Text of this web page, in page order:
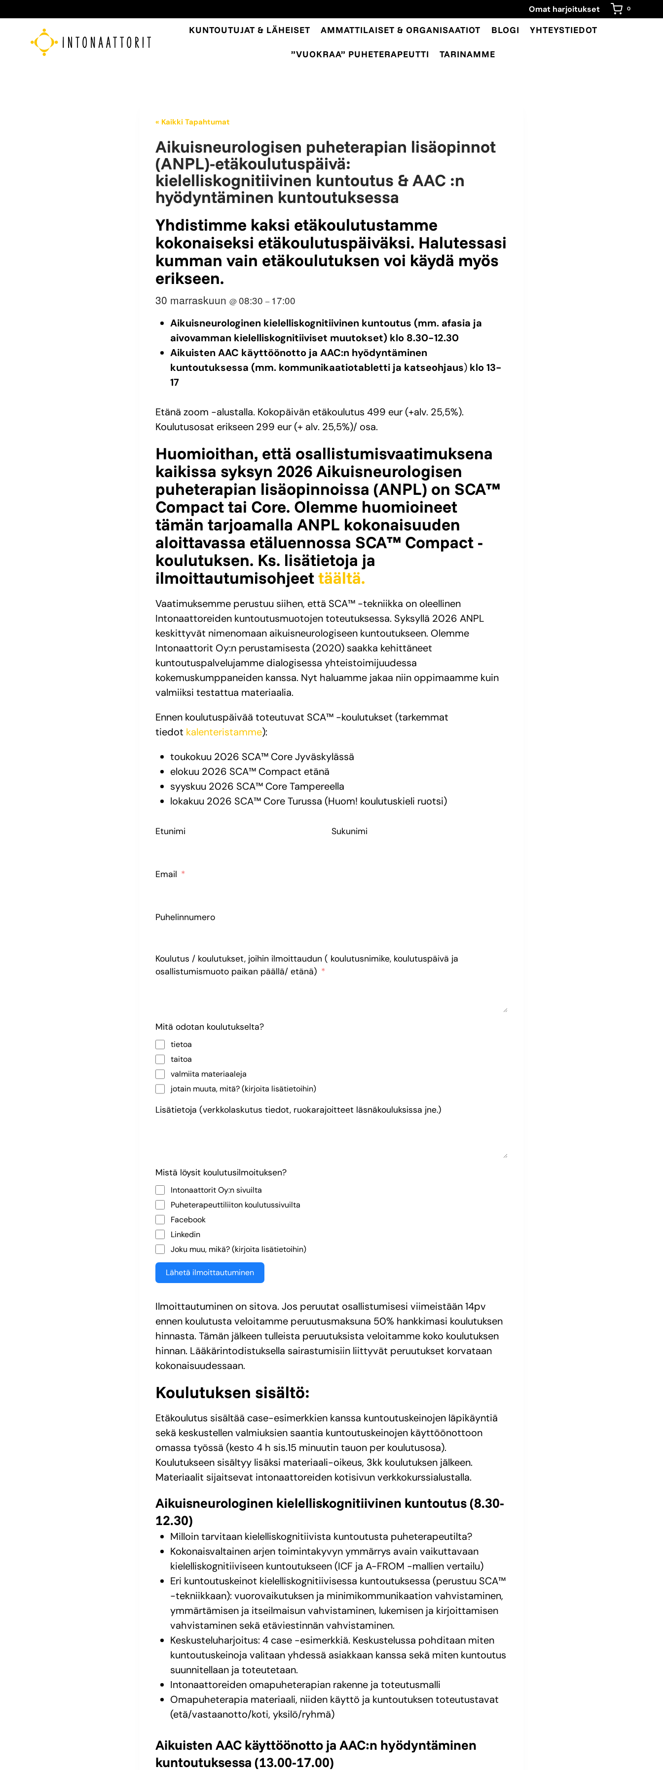
sisältöön
Omat harjoitukset 0
KUNTOUTUJAT & LÄHEISET AMMATTILAISET & ORGANISAATIOT BLOGI YHTEYSTIEDOT
”VUOKRAA” PUHETERAPEUTTI TARINAMME
« Kaikki Tapahtumat
Aikuisneurologisen puheterapian lisäopinnot
(ANPL)-etäkoulutuspäivä:
kielelliskognitiivinen kuntoutus & AAC :n
hyödyntäminen kuntoutuksessa
Yhdistimme kaksi etäkoulutustamme
kokonaiseksi etäkoulutuspäiväksi. Halutessasi
kumman vain etäkoulutuksen voi käydä myös
erikseen.
30 marraskuun @08:30 – 17:00
Aikuisneurologinen kielelliskognitiivinen kuntoutus (mm. afasia ja
aivovamman kielelliskognitiiviset muutokset) klo 8.30-12.30
Aikuisten AAC käyttöönotto ja AAC:n hyödyntäminen
kuntoutuksessa (mm. kommunikaatiotabletti ja katseohjaus) klo 13-
17
Etänä zoom -alustalla. Kokopäivän etäkoulutus 499 eur (+alv. 25,5%).
Koulutusosat erikseen 299 eur (+ alv. 25,5%)/ osa.
Huomioithan, että osallistumisvaatimuksena
kaikissa syksyn 2026 Aikuisneurologisen
puheterapian lisäopinnoissa (ANPL) on SCA™
Compact tai Core. Olemme huomioineet
tämän tarjoamalla ANPL kokonaisuuden
aloittavassa etäluennossa SCA™ Compact -
koulutuksen. Ks. lisätietoja ja
ilmoittautumisohjeettäältä.
Vaatimuksemme perustuu siihen, että SCA™ -tekniikka on oleellinen
Intonaattoreiden kuntoutusmuotojen toteutuksessa. Syksyllä 2026 ANPL
keskittyvät nimenomaan aikuisneurologiseen kuntoutukseen. Olemme
Intonaattorit Oy:n perustamisesta (2020) saakka kehittäneet
kuntoutuspalvelujamme dialogisessa yhteistoimijuudessa
kokemuskumppaneiden kanssa. Nyt haluamme jakaa niin oppimaamme kuin
valmiiksi testattua materiaalia.
Ennen koulutuspäivää toteutuvat SCA™ -koulutukset (tarkemmat
tiedot kalenteristamme):
toukokuu 2026 SCA™ Core Jyväskylässä
elokuu 2026 SCA™ Compact etänä
syyskuu 2026 SCA™ Core Tampereella
lokakuu 2026 SCA™ Core Turussa (Huom! koulutuskieli ruotsi)
Etunimi Sukunimi
Email
Puhelinnumero
Koulutus / koulutukset, joihin ilmoittaudun ( koulutusnimike, koulutuspäivä ja
osallistumismuoto paikan päällä/ etänä)
Mitä odotan koulutukselta?
tietoa
taitoa
valmiita materiaaleja
jotain muuta, mitä? (kirjoita lisätietoihin)
Lisätietoja (verkkolaskutus tiedot, ruokarajoitteet läsnäkouluksissa jne.)
Mistä löysit koulutusilmoituksen?
Intonaattorit Oy:n sivuilta
Puheterapeuttiliiton koulutussivuilta
Facebook
Linkedin
Joku muu, mikä? (kirjoita lisätietoihin)
Lähetä ilmoittautuminen
Ilmoittautuminen on sitova. Jos peruutat osallistumisesi viimeistään 14pv
ennen koulutusta veloitamme peruutusmaksuna 50% hankkimasi koulutuksen
hinnasta. Tämän jälkeen tulleista peruutuksista veloitamme koko koulutuksen
hinnan. Lääkärintodistuksella sairastumisiin liittyvät peruutukset korvataan
kokonaisuudessaan.
Koulutuksen sisältö:
Etäkoulutus sisältää case-esimerkkien kanssa kuntoutuskeinojen läpikäyntiä
sekä keskustellen valmiuksien saantia kuntoutuskeinojen käyttöönottoon
omassa työssä (kesto 4 h sis.15 minuutin tauon per koulutusosa).
Koulutukseen sisältyy lisäksi materiaali-oikeus, 3kk koulutuksen jälkeen.
Materiaalit sijaitsevat intonaattoreiden kotisivun verkkokurssialustalla.
Aikuisneurologinen kielelliskognitiivinen kuntoutus(8.30-
12.30)
Milloin tarvitaan kielelliskognitiivista kuntoutusta puheterapeutilta?
Kokonaisvaltainen arjen toimintakyvyn ymmärrys avain vaikuttavaan
kielelliskognitiiviseen kuntoutukseen (ICF ja A-FROM -mallien vertailu)
Eri kuntoutuskeinot kielelliskognitiivisessa kuntoutuksessa (perustuu SCA™
-tekniikkaan): vuorovaikutuksen ja minimikommunikaation vahvistaminen,
ymmärtämisen ja itseilmaisun vahvistaminen, lukemisen ja kirjoittamisen
vahvistaminen sekä etäviestinnän vahvistaminen.
Keskusteluharjoitus: 4 case -esimerkkiä. Keskustelussa pohditaan miten
kuntoutuskeinoja valitaan yhdessä asiakkaan kanssa sekä miten kuntoutus
suunnitellaan ja toteutetaan.
Intonaattoreiden omapuheterapian rakenne ja toteutusmalli
Omapuheterapia materiaali, niiden käyttö ja kuntoutuksen toteutustavat
(etä/vastaanotto/koti, yksilö/ryhmä)
Aikuisten AAC käyttöönotto ja AAC:n hyödyntäminen
kuntoutuksessa (13.00-17.00)